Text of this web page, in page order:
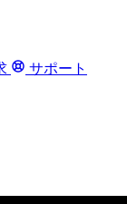
サポート